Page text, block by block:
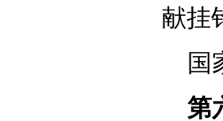
献挂
国
第